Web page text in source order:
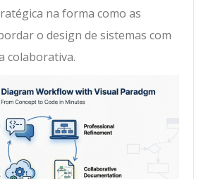
na forma como as
o design de sistemas com
colaborativa.